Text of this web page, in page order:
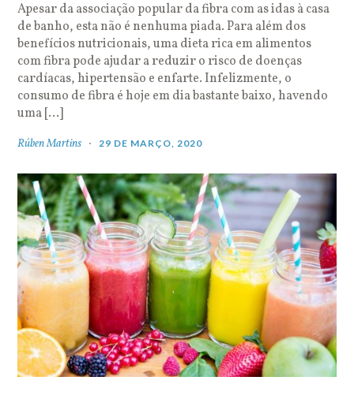
Apesar da associação popular da fibra com as idas à casa
de banho, esta não é nenhuma piada. Para além dos
benefícios nutricionais, uma dieta rica em alimentos
com fibra pode ajudar a reduzir o risco de doenças
cardíacas, hipertensão e enfarte. Infelizmente, o
consumo de fibra é hoje em dia bastante baixo, havendo
uma […]
Rúben Martins 29 DE MARÇO, 2020